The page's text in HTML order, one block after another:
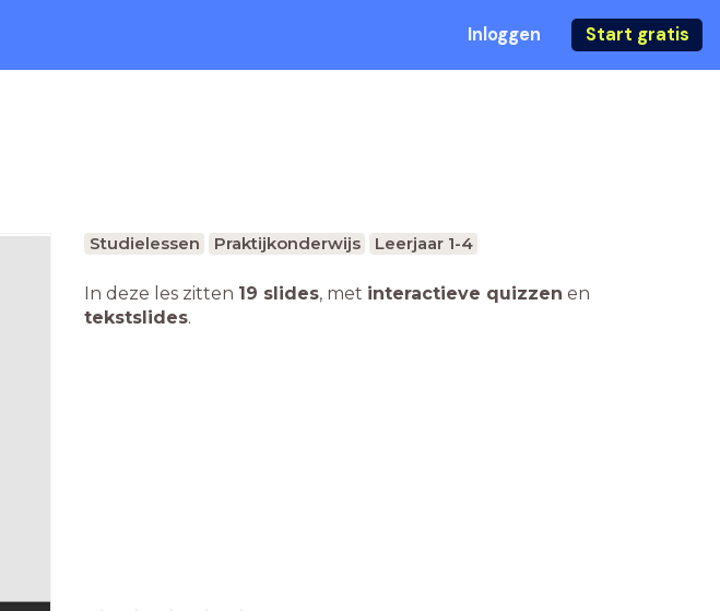
Inloggen Start gratis
Studielessen Praktijkonderwijs Leerjaar 1-4
In deze les zitten 19 slides, met interactieve quizzen en
tekstslides.